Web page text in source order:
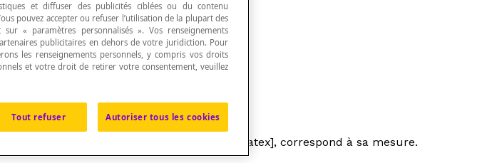
[latex]\parallel \overline{v}\parallel[/latex], correspond à sa mesure.
et diffuser des publicités ciblées ou du contenu
pouvez accepter ou refuser l’utilisation de la plupart des
« paramètres personnalisés ». Vos renseignements
publicitaires en dehors de votre juridiction. Pour
les renseignements personnels, y compris vos droits
et votre droit de retirer votre consentement, veuillez
Tout refuser Autoriser tous les cookies